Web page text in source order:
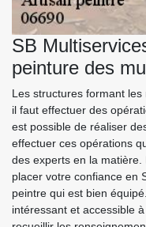
SB
peinture des
Les structures formant
il faut effectuer des
est possible de réaliser
effectuer ces opérations
des experts en la
placer votre confiance en
peintre qui est bien
intéressant et accessible